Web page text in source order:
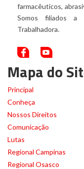
farmacêuticos,
Somos filiados a
Trabalhadora.
Mapa do
Principal
Conheça
Nossos Direitos
Comunicação
Lutas
Regional Campinas
Regional Osasco